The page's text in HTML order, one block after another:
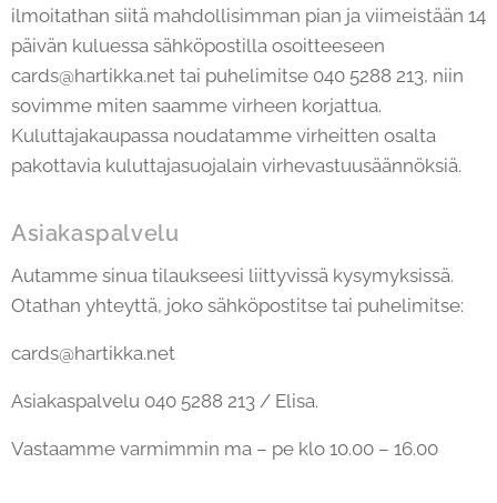
ilmoitathan siitä mahdollisimman pian ja viimeistään 14
päivän kuluessa sähköpostilla osoitteeseen
cards@hartikka.net tai puhelimitse 040 5288 213, niin
sovimme miten saamme virheen korjattua.
Kuluttajakaupassa noudatamme virheitten osalta
pakottavia kuluttajasuojalain virhevastuusäännöksiä.
Asiakaspalvelu
Autamme sinua tilaukseesi liittyvissä kysymyksissä.
Otathan yhteyttä, joko sähköpostitse tai puhelimitse:
cards@hartikka.net
Asiakaspalvelu 040 5288 213 / Elisa.
Vastaamme varmimmin ma – pe klo 10.00 – 16.00